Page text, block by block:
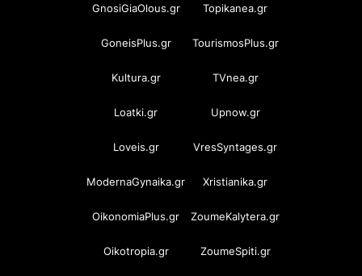
GnosiGiaOlous.gr Topikanea.gr
GoneisPlus.gr TourismosPlus.gr
Kultura.gr TVnea.gr
Loatki.gr Upnow.gr
Loveis.gr VresSyntages.gr
ModernaGynaika.gr Xristianika.gr
OikonomiaPlus.gr ZoumeKalytera.gr
Oikotropia.gr ZoumeSpiti.gr